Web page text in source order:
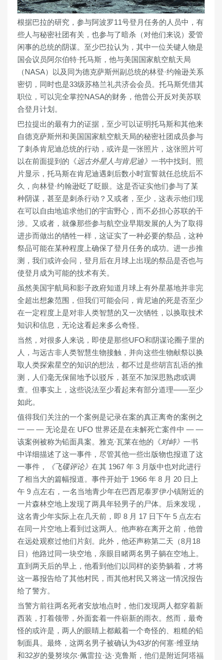
根据巴拉的研究，参与阿波罗11号登月任务的人员中，有
些人与秘密社团有关，也参与了暗杀（对他们来说）爱管
闲事的总统的阴谋。至少巴拉认为，其中一位关键人物是
国会议员阿尔伯特·托马斯，他与美国国家航空航天局
（NASA）以及同为德克萨斯州副总统的林登·约翰逊关系
密切，同时也是33级苏格兰礼共济会会员。托马斯凭借其
职位，可以完全掌控NASA的财务，他曾公开反对美苏联
合登月计划。
巴拉提出的最有力的证据，至少可以证明托马斯和其他来
自德克萨斯州和美国国家航空航天局的秘密社团成员参与
了刺杀肯尼迪总统的行动，或许是一张照片， 这张照片可
以在前面提到的《远古外星人与肯尼迪》 一书中找到。照
片显示，托马斯在肯尼迪遇刺后数小时宣誓就任总统后不
久，向林登·约翰逊眨了眨眼。这是否证实他们参与了某
种阴谋，甚至是刺杀行动？又或者，至少，这表示他们现
在可以自由地追求他们的宇宙野心，而不必担心苏联的干
涉。又或者，就像那些参与航空业早期发展的人为了取得
进步而做出的牺牲一样，这证实了一种必要的祭品，这种
祭品可能在某种程度上确保了登月任务的成功。进一步推
测，我们或许会问，登月后在月球上出现的祭品是否也与
使登月成为可能的技术有关。
虽然美国宇航局和影子政府知道月球上有外星基地并非完
全超出想象范围，但我们可能会问，肯尼迪的死是否至少
在一定程度上是对非人类智慧的又一次牺牲，以换取技术
知识和信息，无论这看起来多么奇怪。
当然，对很多人来说，即使是那些UFO和阴谋论圈子里的
人，与远古非人类智慧生物接触，并向这些生物献祭以换
取人类探索星空的知识的想法，都不过是些胡言乱语的推
测，人们毫无保留地予以驳斥，甚至不加深思熟虑或调
查。但事实上，这些说法至少看起来有部分道理——至少
如此。
值得我们关注的一个案例是记录在案的真正离奇的案例之
一 — — 无论是在 UFO 世界还是在未解死亡案件中 — —
该案例被称为铅面具案。雅克·瓦莱在他的《对峙》 一书
中详细描述了这一事件，尽管其他一些出版物也报道了这
一事件，
《飞碟评论》 在其 1967 年 3 月版中也对此进行
了相当大的篇幅报道。事件开始于 1966 年 8 月 20 日上
午 9 点左右，一名当地青少年在巴西尼泰罗伊小镇附近的
一片森林空地上发现了两具年轻男子的尸体。后来发现，
这名青少年实际上在几天前，即 8 月 17 日下午 5 点左右
在同一片空地上看到过这两人。他声称在离开之前，他曾
在远处观察过他们片刻。此外，他还声称第二天（8月18
日）他路过同一块空地，亲眼目睹两名男子躺在空地上。
直到两天后的早上，他看到他们以同样的姿势躺着，才将
这一幕报告给了其他村民，而其他村民又将这一情况报告
给了警方。
当警方前往两名死者安放地点时，他们发现两人都穿着新
西装，打着领带，外面套着一件崭新的雨衣。然而，最奇
怪的或许是，两人的眼睛上都戴着一个奇怪的、粗糙的铅
制面具。最终，这两名男子被确认为43岁的何塞·维亚纳
和32岁的曼努埃尔·佩雷拉·达·克鲁斯，他们是附近阿塔福